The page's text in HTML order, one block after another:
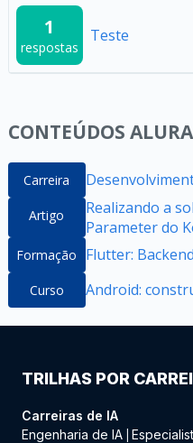
1
respostas
Teste
CONTEÚDOS
Carreira
Artigo
Realizando a
Parameter do
Formação Flutter:
Curso Android:
TRILHAS POR
Carreiras de IA
Engenharia de IA